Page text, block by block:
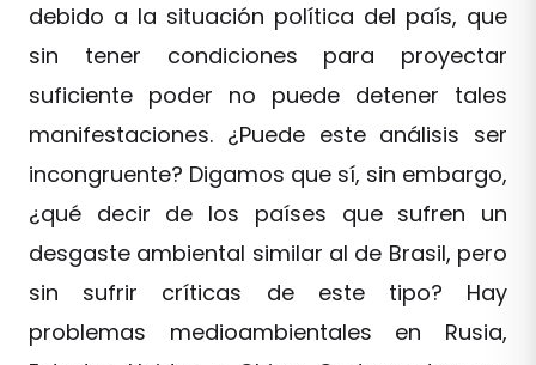
debido a la situación política del país, que
sin tener condiciones para proyectar
suficiente poder no puede detener tales
manifestaciones. ¿Puede este análisis ser
incongruente? Digamos que sí, sin embargo,
¿qué decir de los países que sufren un
desgaste ambiental similar al de Brasil, pero
sin sufrir críticas de este tipo? Hay
problemas medioambientales en Rusia,